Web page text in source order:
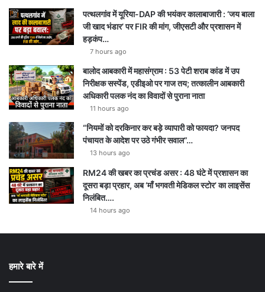
पत्थलगांव में यूरिया-DAP की भयंकर कालाबाजारी : ‘जय बाला
जी खाद भंडार’ पर FIR की मांग, जीएसटी और प्रशासन में
हड़कंप…
7 hours ago
बालोद आबकारी में महासंग्राम : 53 पेटी शराब कांड में उप
निरीक्षक सस्पेंड, एडीइओ पर गाज तय; तत्कालीन आबकारी
अधिकारी पलक नंद का विवादों से पुराना नाता
11 hours ago
“नियमों को दरकिनार कर बड़े व्यापारी को फायदा? जनपद
पंचायत के आदेश पर उठे गंभीर सवाल”…
13 hours ago
RM24 की खबर का प्रचंड असर : 48 घंटे में प्रशासन का
दूसरा बड़ा प्रहार, अब ‘माँ भगवती मेडिकल स्टोर’ का लाइसेंस
निलंबित….
14 hours ago
हमारे बारे में